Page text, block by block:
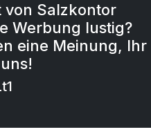
von Salzkontor
Werbung lustig?
eine Meinung, Ihr